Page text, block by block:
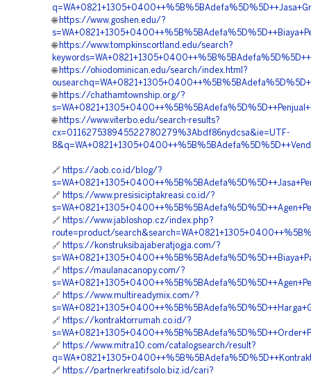
🌐 https://www.goshen.edu/?
🌐 https://www.tompkinscortland.edu/search?
🌐 https://ohiodominican.edu/search/index.html?
🌐 https://chathamtownship.org/?
🌐 https://www.viterbo.edu/search-results?
cx=011627538945522780279%3Abdf86nydcsa&ie=UTF-
🔗 https://aob.co.id/blog/?
🔗 https://www.presisiciptakreasi.co.id/?
🔗 https://www.jabloshop.cz/index.php?
route=product/
🔗 https://konstruksibajaberatjogja.com/?
🔗 https://maulanacanopy.com/?
🔗 https://www.multireadymix.com/?
🔗 https://kontraktorrumah.co.id/?
🔗 https://www.mitra10.com/catalogsearch/result?
🔗 https://partnerkreatifsolo.biz.id/cari?